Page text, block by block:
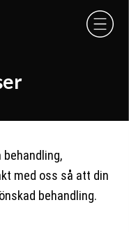
med oss så att din
behandling.